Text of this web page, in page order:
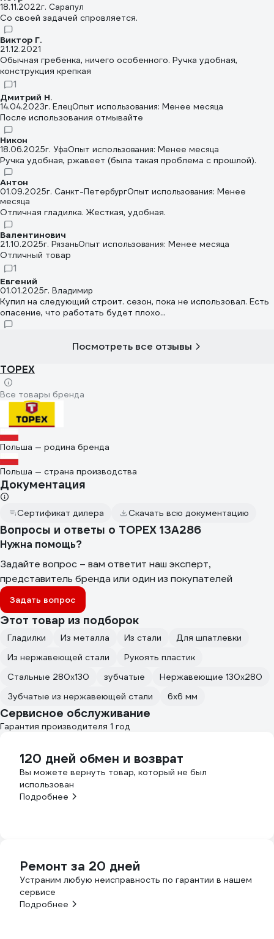
18.11.2022г. Сарапул
Со своей задачей спровляется.
Виктор Г.
21.12.2021
Обычная гребенка, ничего особенного. Ручка удобная,
конструкция крепкая
1
Дмитрий Н.
14.04.2023г. ЕлецОпыт использования: Менее месяца
После использования отмывайте
Никон
18.06.2025г. УфаОпыт использования: Менее месяца
Ручка удобная, ржавеет (была такая проблема с прошлой).
Антон
01.09.2025г. Санкт-ПетербургОпыт использования: Менее
месяца
Отличная гладилка. Жесткая, удобная.
Валентинович
21.10.2025г. РязаньОпыт использования: Менее месяца
Отличный товар
1
Евгений
01.01.2025г. Владимир
Купил на следующий строит. сезон, пока не использовал. Есть
опасение, что работать будет плохо...
Посмотреть все отзывы
TOPEX
Все товары бренда
Польша — родина бренда
Польша — страна производства
Документация
Сертификат дилера Скачать всю документацию
Вопросы и ответы о TOPEX 13A286
Нужна помощь?
Задайте вопрос – вам ответит наш эксперт,
представитель бренда или один из покупателей
Задать вопрос
Этот товар из подборок
Гладилки Из металла Из стали
Для шпатлевки
Из нержавеющей стали
Рукоять пластик
Стальные 280х130
зубчатые
Нержавеющие 130х280
Зубчатые из нержавеющей стали
6х6 мм
Сервисное обслуживание
Гарантия производителя 1 год
120 дней обмен и возврат
Вы можете вернуть товар, который не был
использован
Подробнее
Ремонт за 20 дней
Устраним любую неисправность по гарантии в нашем
сервисе
Подробнее